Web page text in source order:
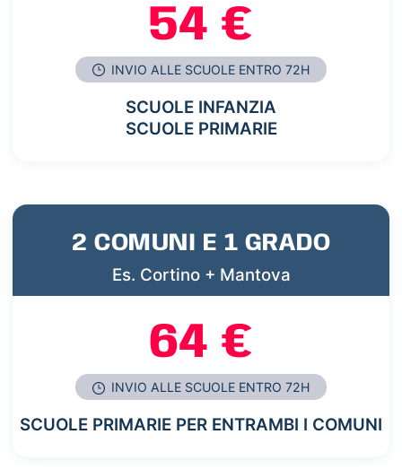
54 €
INVIO ALLE SCUOLE ENTRO 72H
SCUOLE INFANZIA
SCUOLE PRIMARIE
2 COMUNI E 1 GRADO
Es. Cortino + Mantova
64 €
INVIO ALLE SCUOLE ENTRO 72H
SCUOLE PRIMARIE PER ENTRAMBI I COMUNI